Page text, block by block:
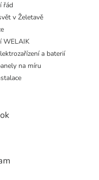
řád
v Želetavě
WELAIK
a baterií
na míru